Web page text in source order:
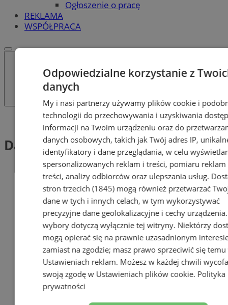
Ogłoszenie o pracę
REKLAMA
WSPÓŁPRACA
Tag: Darmowe pożyczki
Darmowe pożyczki (1)
Odpowiedzialne korzystanie z
danych
My i nasi partnerzy używamy plików cookie i
technologii do przechowywania i uzyskiwania
informacji na Twoim urządzeniu oraz do
danych osobowych, takich jak Twój adres IP,
identyfikatory i dane przeglądania, w celu
spersonalizowanych reklam i treści, pomiaru reklam
treści, analizy odbiorców oraz ulepszania usług.
stron trzecich (1845)mogą również przetwarzać
dane w tych i innych celach, w tym wykorzystywać
precyzyjne dane geolokalizacyjne i cechy
wybory dotyczą wyłącznie tej witryny. Niektórzy
mogą opierać się na prawnie uzasadnionym
zamiast na zgodzie; masz prawo sprzeciwić się temu
Ustawieniach reklam. Możesz w każdej chwili
swoją zgodę w Ustawieniach plików cookie. Polityka
prywatności